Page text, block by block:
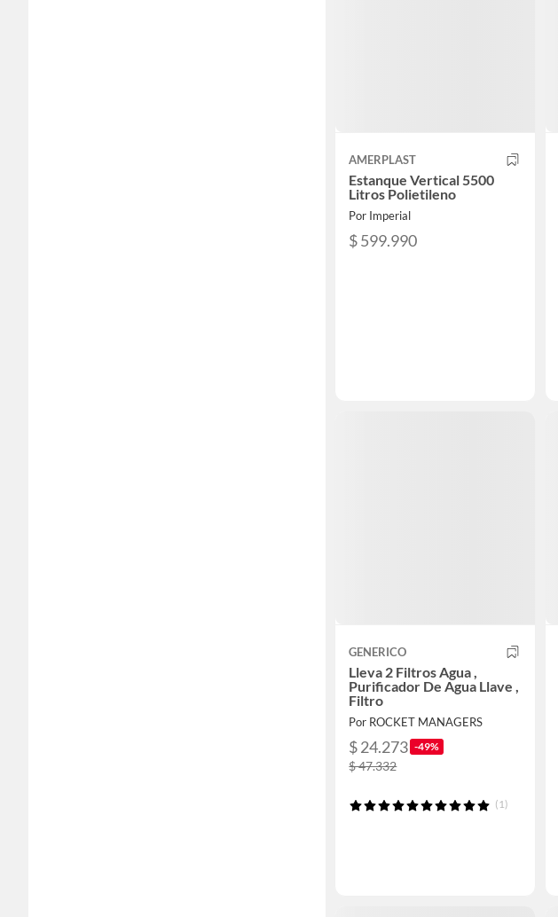
AMERPLAST
Estanque Vertical 5500
Litros Polietileno
Por Imperial
$ 599.990
GENERICO
Lleva 2 Filtros Agua ,
Purificador De Agua Llave ,
Filtro
Por ROCKET MANAGERS
$ 24.273 -49%
$ 47.332
(1)